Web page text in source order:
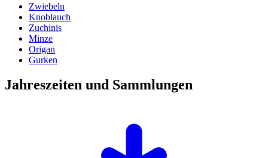
Zwiebeln
Knoblauch
Zuchinis
Minze
Origan
Gurken
Jahreszeiten und Sammlungen